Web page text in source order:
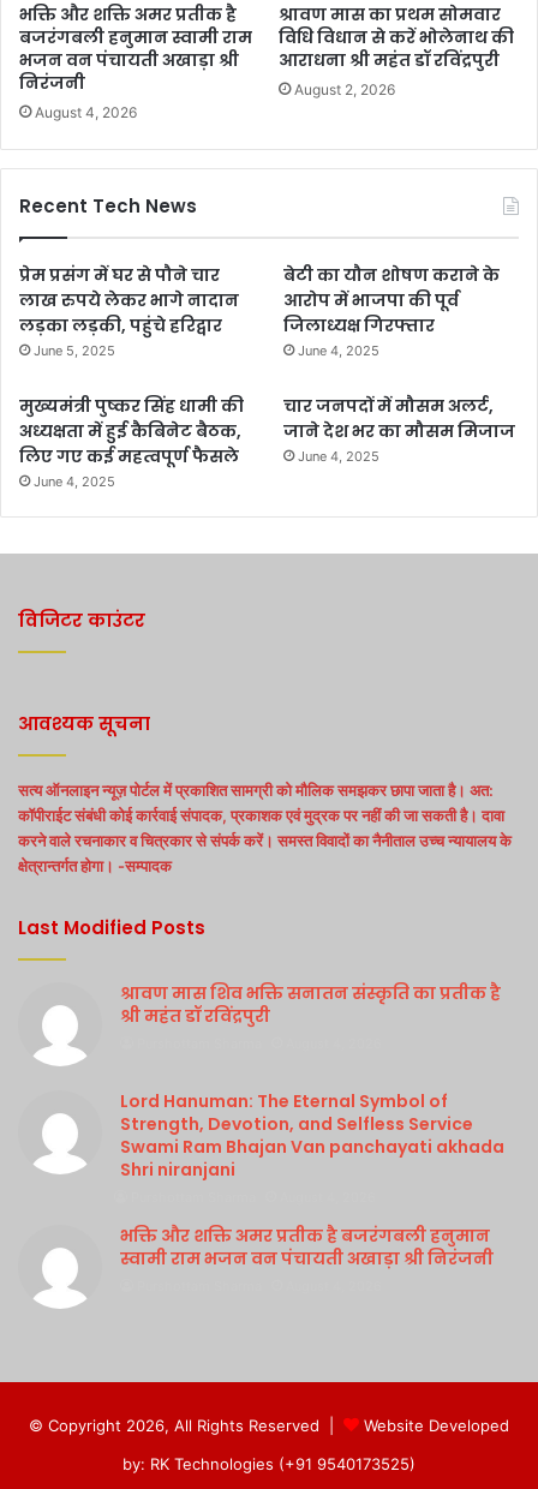
भक्ति और शक्ति अमर प्रतीक है
बजरंगबली हनुमान स्वामी राम
भजन वन पंचायती अखाड़ा श्री
निरंजनी
August 4, 2026
श्रावण मास का प्रथम सोमवार
विधि विधान से करें भोलेनाथ की
आराधना श्री महंत डॉ रविंद्रपुरी
August 2, 2026
Recent Tech News
प्रेम प्रसंग में घर से पौने चार
लाख रुपये लेकर भागे नादान
लड़का लड़की, पहुंचे हरिद्वार
June 5, 2025
बेटी का यौन शोषण कराने के
आरोप में भाजपा की पूर्व
जिलाध्यक्ष गिरफ्तार
June 4, 2025
मुख्यमंत्री पुष्कर सिंह धामी की
अध्यक्षता में हुई कैबिनेट बैठक,
लिए गए कई महत्वपूर्ण फैसले
June 4, 2025
चार जनपदों में मौसम अलर्ट,
जाने देश भर का मौसम मिजाज
June 4, 2025
विजिटर काउंटर
आवश्यक सूचना
सत्य ऑनलाइन न्यूज़ पोर्टल में प्रकाशित सामग्री को मौलिक समझकर छापा जाता है। अत:
कॉपीराईट संबंधी कोई कार्रवाई संपादक, प्रकाशक एवं मुद्रक पर नहीं की जा सकती है। दावा
करने वाले रचनाकार व चित्रकार से संपर्क करें। समस्त विवादों का नैनीताल उच्च न्यायालय के
क्षेत्रान्तर्गत होगा। -सम्पादक
Last Modified Posts
श्रावण मास शिव भक्ति सनातन संस्कृति का प्रतीक है
श्री महंत डॉ रविंद्रपुरी
Lord Hanuman: The Eternal Symbol of
Strength, Devotion, and Selfless Service
Swami Ram Bhajan Van panchayati akhada
Shri niranjani
भक्ति और शक्ति अमर प्रतीक है बजरंगबली हनुमान
स्वामी राम भजन वन पंचायती अखाड़ा श्री निरंजनी
© Copyright 2026, All Rights Reserved |
Website Developed
by: RK Technologies (+91 9540173525)